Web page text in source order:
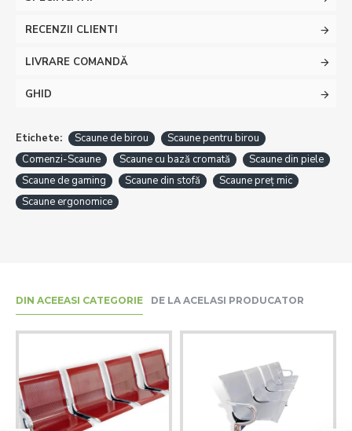
RECENZII CLIENTI
LIVRARE COMANDĂ
GHID
Etichete: Scaune de birou
Scaune pentru birou
Comenzi-Scaune
Scaune cu bază cromată
Scaune din piele
Scaune de gaming
Scaune din stofă
Scaune preț mic
Scaune ergonomice
DIN ACEEASI CATEGORIE DE LA ACELASI PRODUCATOR